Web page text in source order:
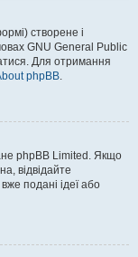
створене і
GNU General Public
Для отримання
phpBB.
phpBB Limited. Якщо
відвідайте
подані ідеї або